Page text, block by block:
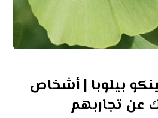
بيلوبا | أشخاص
عن تجاربهم